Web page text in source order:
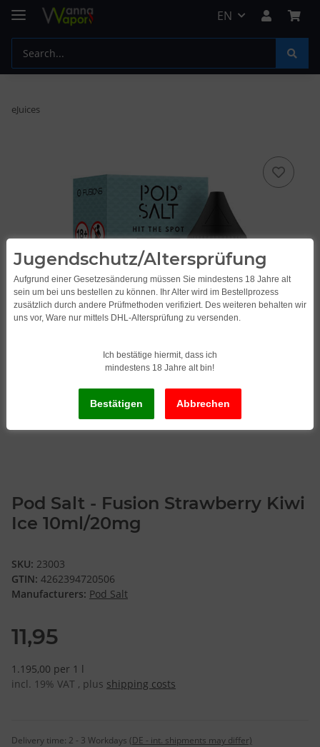
EN
eJuices
Pod Salt - Fusion Strawberry Kiwi
Ice 10ml/20mg
SKU: 23003
GTIN: 4262394720506
Manufacturers: Pod Salt
11,95
1.195,00 per 1 l
incl. 19% VAT , plus shipping costs
Delivery time: 2 - 3 Workdays (DE - int. shipments may differ)
Jugendschutz/Altersprüfung
Aufgrund einer Gesetzesänderung müssen Sie mindestens 18 Jahre alt
sein um bei uns bestellen zu können. Ihr Alter wird im Bestellprozess
zusätzlich durch andere Prüfmethoden verifiziert. Des weiteren behalten wir
uns vor, Ware nur mittels DHL-Altersprüfung zu versenden.
Ich bestätige hiermit, dass ich
mindestens 18 Jahre alt bin!